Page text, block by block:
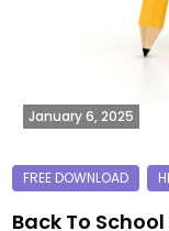
January 6, 2025
Back To